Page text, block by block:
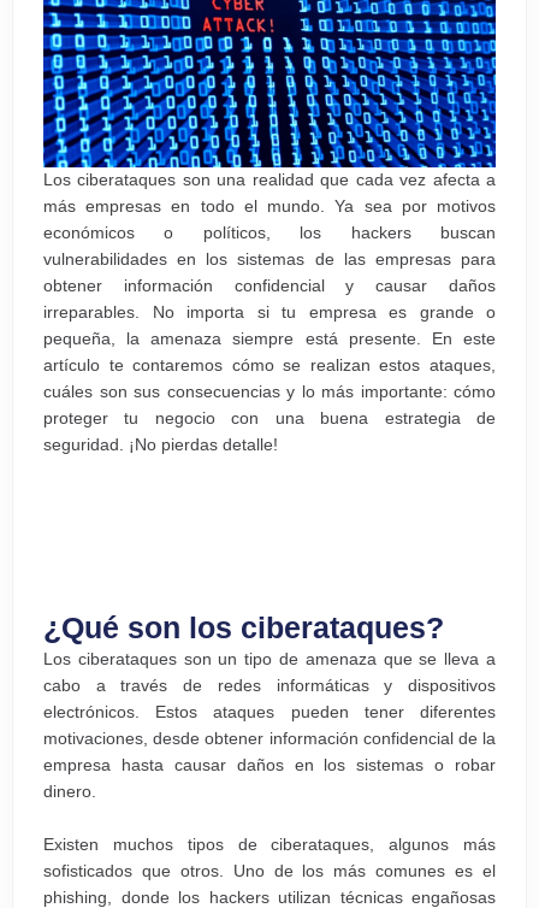
Los ciberataques son una realidad que cada vez afecta a
más empresas en todo el mundo. Ya sea por motivos
económicos o políticos, los hackers buscan
vulnerabilidades en los sistemas de las empresas para
obtener información confidencial y causar daños
irreparables. No importa si tu empresa es grande o
pequeña, la amenaza siempre está presente. En este
artículo te contaremos cómo se realizan estos ataques,
cuáles son sus consecuencias y lo más importante: cómo
proteger tu negocio con una buena estrategia de
seguridad. ¡No pierdas detalle!
¿Qué son los ciberataques?
Los ciberataques son un tipo de amenaza que se lleva a
cabo a través de redes informáticas y dispositivos
electrónicos. Estos ataques pueden tener diferentes
motivaciones, desde obtener información confidencial de la
empresa hasta causar daños en los sistemas o robar
dinero.
Existen muchos tipos de ciberataques, algunos más
sofisticados que otros. Uno de los más comunes es el
phishing, donde los hackers utilizan técnicas engañosas